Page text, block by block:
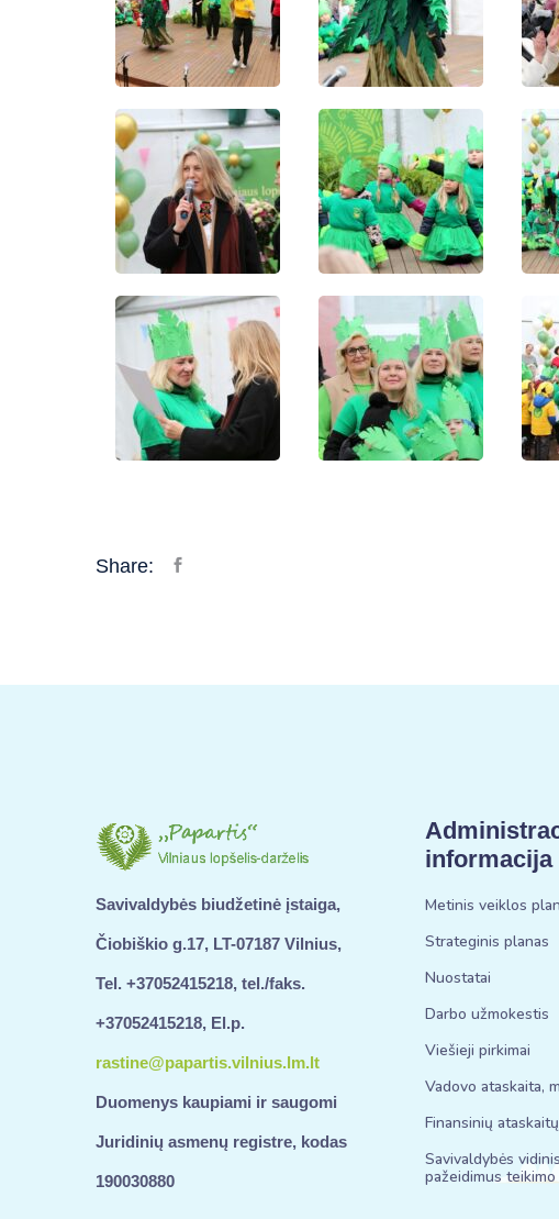
Share:
Savivaldybės biudžetinė įstaiga,
Čiobiškio g.17, LT-07187 Vilnius,
Tel. +37052415218, tel./faks.
+37052415218, El.p.
rastine@papartis.vilnius.lm.lt
Duomenys kaupiami ir saugomi
Juridinių asmenų registre, kodas
190030880
informacija
Metinis veiklos
Strateginis planas
Nuostatai
Darbo užmokestis
Viešieji pirkimai
Vadovo ataskaita,
Finansinių
Savivaldybės
pažeidimus teikimo